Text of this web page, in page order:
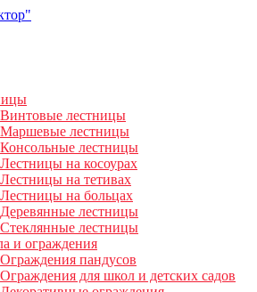
Винтовые лестницы
Маршевые лестницы
Консольные лестницы
Лестницы на косоурах
Лестницы на тетивах
Лестницы на больцах
Деревянные лестницы
Стеклянные лестницы
и ограждения
Ограждения пандусов
Ограждения для школ и детских садов